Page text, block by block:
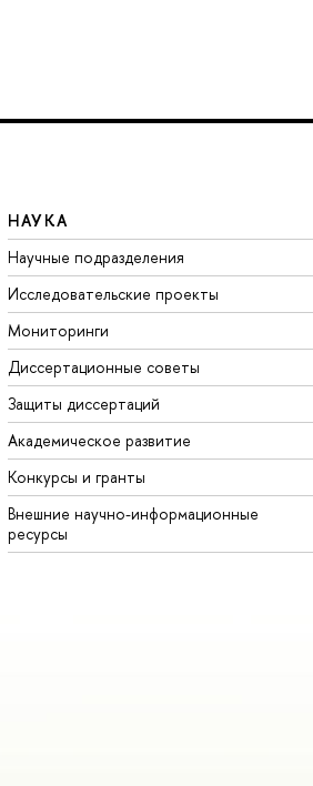
НАУКА
Научные подразделения
Исследовательские проекты
Мониторинги
Диссертационные советы
Защиты диссертаций
Академическое развитие
Конкурсы и гранты
Внешние научно-информационные
ресурсы